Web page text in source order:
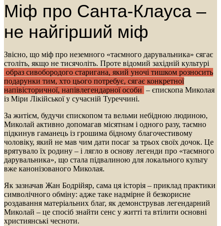
Міф про Санта-Клауса –
не найгірший міф
Звісно, що міф про неземного «таємного дарувальника» сягає
століть, якщо не тисячоліть. Проте відомий західній культурі
образ сивобородого старигана, який уночі тишком розносить
подарунки тим, хто цього потребує, сягає конкретної
напівісторичної, напівлегендарної особи – єпископа Миколая
із Міри Лікійської у сучасній Туреччині.
За житієм, будучи єпископом та вельми небідною людиною,
Миколай активно допомагав місятнам і одного разу, таємно
підкинув гаманець із грошима бідному благочестивому
чоловіку, який не мав чим дати посаг за трьох своїх дочок. Це
врятувало їх родину – і лягло в основу легенди про «таємного
дарувальника», що стала підвалиною для локального культу
вже канонізованого Миколая.
Як зазначав Жан Бодрійяр, сама ця історія – приклад практики
символічного обміну: адже таке надмірне й безкорисне
роздавання матеріальних благ, як демонстрував легендарний
Миколай – це спосіб знайти сенс у житті та втілити основні
християнські чесноти.